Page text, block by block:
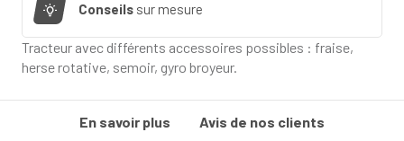
Conseils sur mesure
Tracteur avec différents accessoires possibles : fraise,
herse rotative, semoir, gyro broyeur.
En savoir plus Avis de nos clients